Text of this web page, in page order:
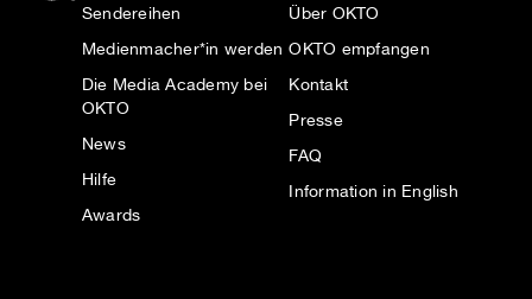
Sendereihen
Medienmacher*in werden
Die Media Academy bei
OKTO
News
Hilfe
Awards
Über OKTO
OKTO empfangen
Kontakt
Presse
FAQ
Information in English